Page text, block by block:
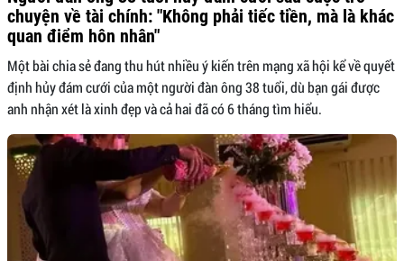
chuyện về tài chính: "Không phải tiếc tiền, mà là khác
quan điểm hôn nhân"
Một bài chia sẻ đang thu hút nhiều ý kiến trên mạng xã hội kể về quyết
định hủy đám cưới của một người đàn ông 38 tuổi, dù bạn gái được
anh nhận xét là xinh đẹp và cả hai đã có 6 tháng tìm hiểu.